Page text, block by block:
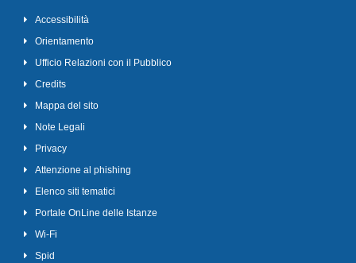
Accessibilità
Orientamento
Ufficio Relazioni con il Pubblico
Credits
Mappa del sito
Note Legali
Privacy
Attenzione al phishing
Elenco siti tematici
Portale OnLine delle Istanze
Wi-Fi
Spid